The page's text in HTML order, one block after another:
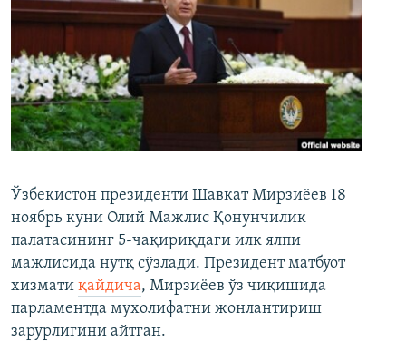
Озодлик бошқа тилларда
Ўзбекистон президенти Шавкат Мирзиёев 18
ноябрь куни Олий Мажлис Қонунчилик
палатасининг 5-чақириқдаги илк ялпи
мажлисида нутқ сўзлади. Президент матбуот
хизмати қайдича, Мирзиёев ўз чиқишида
парламентда мухолифатни жонлантириш
зарурлигини айтган.